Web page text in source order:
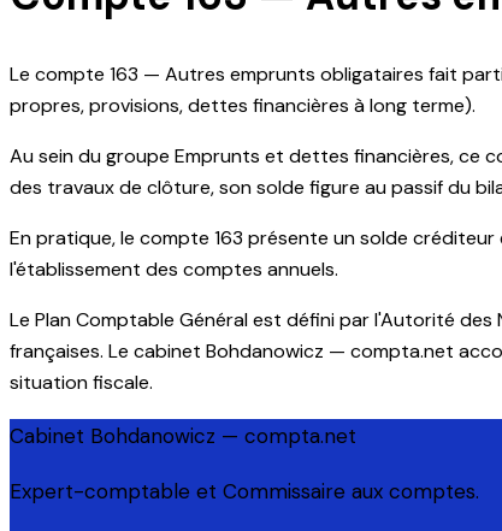
Le compte 163 — Autres emprunts obligataires fait
propres, provisions, dettes financières à long terme).
Au sein du groupe Emprunts et dettes financières, ce
des travaux de clôture, son solde figure au passif du
En pratique, le compte 163 présente un solde
l'établissement des comptes annuels.
Le Plan Comptable Général est défini par l'Autorité
françaises. Le cabinet Bohdanowicz — compta.net
situation fiscale.
Cabinet Bohdanowicz — compta.net
Expert-comptable et Commissaire aux comptes.